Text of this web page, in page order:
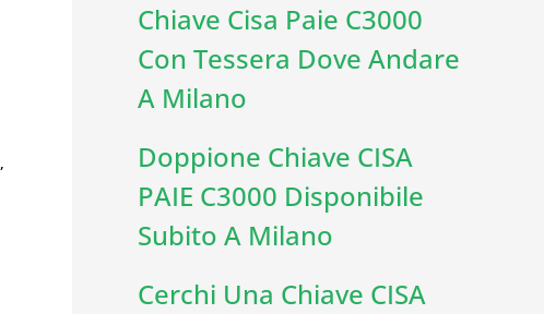
,
Chiave Cisa Paie C3000
Con Tessera Dove Andare
A Milano
Doppione Chiave CISA
PAIE C3000 Disponibile
Subito A Milano
Cerchi Una Chiave CISA